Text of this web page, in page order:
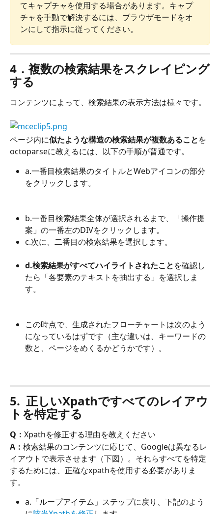
てキャプチャを使用する場合があります。キャプ
チャを手動で解決するには、ブラウザモードをオ
ンにして指示に従ってください。
4．複数の検索結果をスクレイピング
する
コンテンツによって、検索結果の表示方法は様々です。
ページ内に似たような構造の検索結果が複数あることを
octoparseに教えるには、以下の手順が普通です。
a.一番目検索結果のタイトルとWebアイコンの部分
をクリックします。
b.一番目検索結果全体が選択されるまで、「操作提
案」の一番左のDIVをクリックします。
c.次に、二番目の検索結果を選択します。
d.検索結果がすべてハイライトされたことを確認し
たら「各要素のテキストを抽出する」を選択しま
す。
この時点で、生成されたフローチャートは次のよう
になっているはずです（主な違いは、キーワードの
数と、ページをめくるかどうかです）。
5.  正しいXpathですべてのレイアウ
トを特定する
Q： Xpathを修正する理由を教えください
A： 検索結果のコンテンツに応じて、Googleは異なるレ
イアウトで表示させます（下図）。それらすべてを特定
するためには、正確なxpathを使用する必要がありま
す。
a.「ループアイテム」ステップに戻り、下記のよう